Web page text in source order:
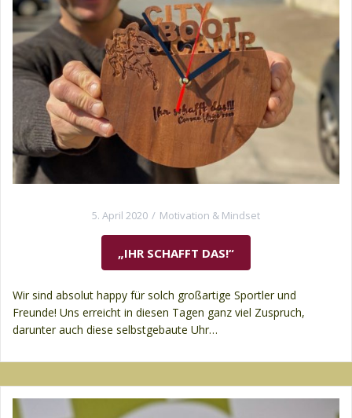
5. April 2020 Motivation & Mindset
„IHR SCHAFFT DAS!“
Wir sind absolut happy für solch großartige Sportler und
Freunde! Uns erreicht in diesen Tagen ganz viel Zuspruch,
darunter auch diese selbstgebaute Uhr…